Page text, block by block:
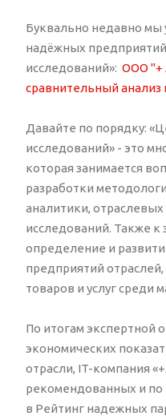
Буквально недавно мы
надёжных
исследований»: ООО "+
сравнительный
Давайте по порядку:
исследований» - это
которая занимается
разработки
аналитики,
исследований. Также к
определение и
предприятий
товаров и услуг среди
По итогам экспертной
экономических
отрасли, IT-компания
рекомендованных и по
в Рейтинг надежных